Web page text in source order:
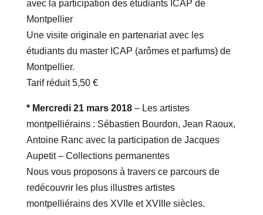
avec la participation des étudiants ICAP de
Montpellier
Une visite originale en partenariat avec les
étudiants du master ICAP (arômes et parfums) de
Montpellier.
Tarif réduit 5,50 €
* Mercredi 21 mars 2018– Les artistes
montpelliérains : Sébastien Bourdon, Jean Raoux,
Antoine Ranc avec la participation de Jacques
Aupetit – Collections permanentes
Nous vous proposons à travers ce parcours de
redécouvrir les plus illustres artistes
montpelliérains des XVIIe et XVIIIe siècles.